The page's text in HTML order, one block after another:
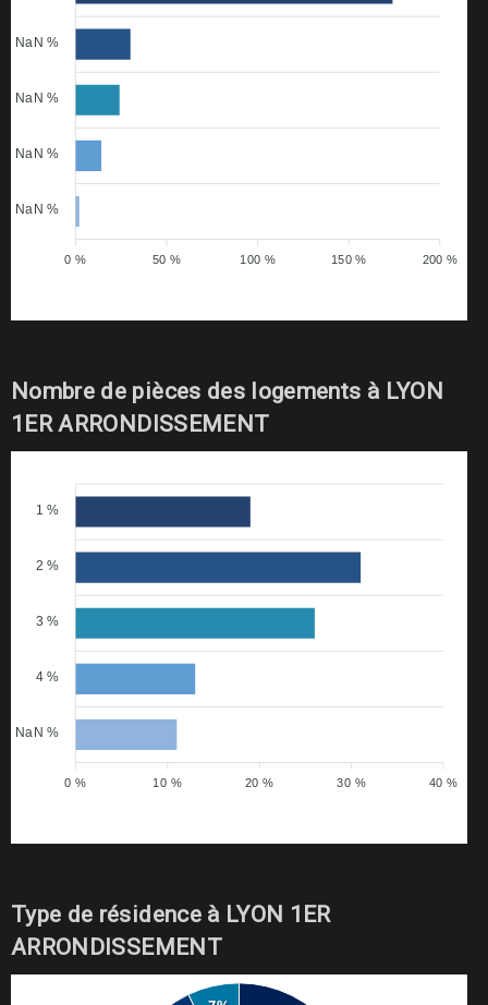
NaN %
NaN %
NaN %
NaN %
200 %
150 %
100 %
50 %
0 %
Nombre de pièces des logements à LYON
1ER ARRONDISSEMENT
1 %
2 %
3 %
4 %
NaN %
40 %
30 %
20 %
10 %
0 %
Type de résidence à LYON 1ER
ARRONDISSEMENT